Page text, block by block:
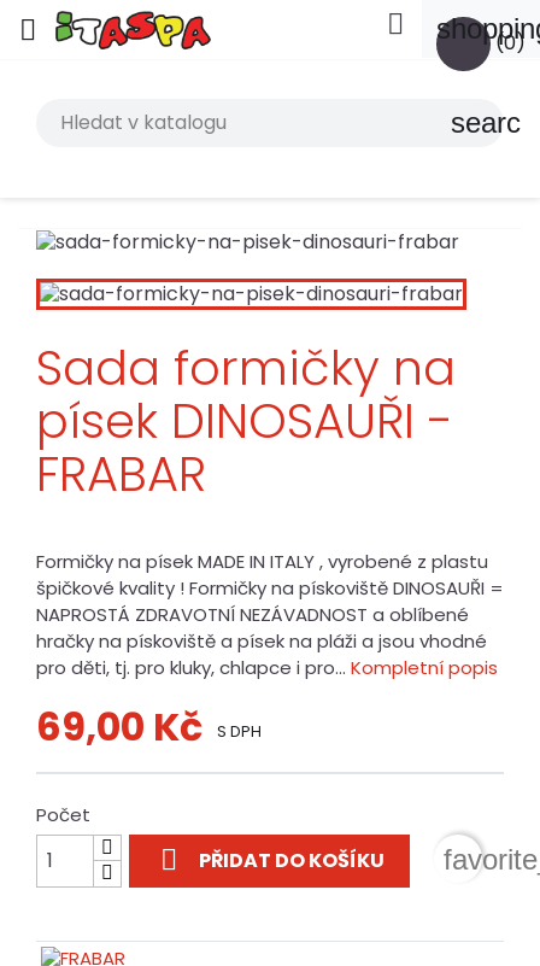
 (0)

search
Sada formičky na
písek DINOSAUŘI -
FRABAR
Formičky na písek MADE IN ITALY , vyrobené z plastu
špičkové kvality ! Formičky na pískoviště DINOSAUŘI =
NAPROSTÁ ZDRAVOTNÍ NEZÁVADNOST a oblíbené
hračky na pískoviště a písek na pláži a jsou vhodné
pro děti, tj. pro kluky, chlapce i pro... Kompletní popis
69,00 Kč S DPH
Počet
 PŘIDAT DO KOŠÍKU